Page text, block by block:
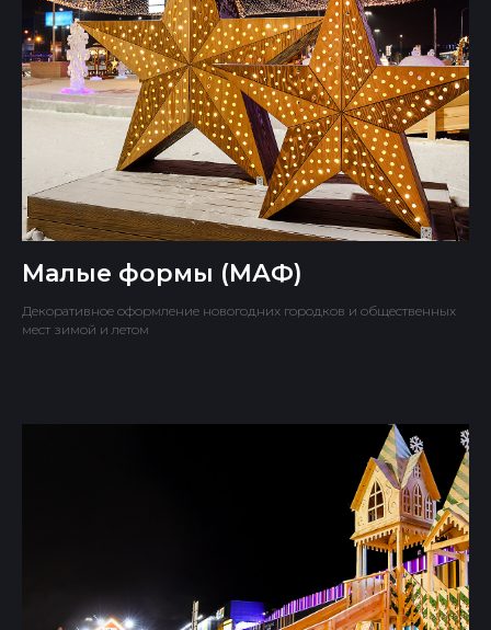
Малые формы (МАФ)
Декоративное оформление новогодних городков и общественных
мест зимой и летом